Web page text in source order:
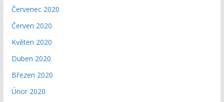
Červenec 2020
Červen 2020
Květen 2020
Duben 2020
Březen 2020
Únor 2020